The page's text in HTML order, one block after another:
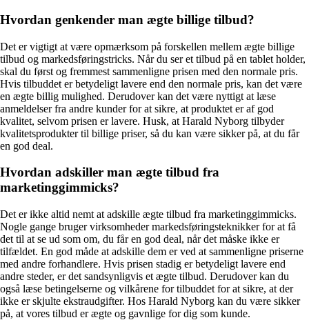
Hvordan genkender man ægte billige tilbud?
Det er vigtigt at være opmærksom på forskellen mellem ægte billige
tilbud og markedsføringstricks. Når du ser et tilbud på en tablet holder,
skal du først og fremmest sammenligne prisen med den normale pris.
Hvis tilbuddet er betydeligt lavere end den normale pris, kan det være
en ægte billig mulighed. Derudover kan det være nyttigt at læse
anmeldelser fra andre kunder for at sikre, at produktet er af god
kvalitet, selvom prisen er lavere. Husk, at Harald Nyborg tilbyder
kvalitetsprodukter til billige priser, så du kan være sikker på, at du får
en god deal.
Hvordan adskiller man ægte tilbud fra
marketinggimmicks?
Det er ikke altid nemt at adskille ægte tilbud fra marketinggimmicks.
Nogle gange bruger virksomheder markedsføringsteknikker for at få
det til at se ud som om, du får en god deal, når det måske ikke er
tilfældet. En god måde at adskille dem er ved at sammenligne priserne
med andre forhandlere. Hvis prisen stadig er betydeligt lavere end
andre steder, er det sandsynligvis et ægte tilbud. Derudover kan du
også læse betingelserne og vilkårene for tilbuddet for at sikre, at der
ikke er skjulte ekstraudgifter. Hos Harald Nyborg kan du være sikker
på, at vores tilbud er ægte og gavnlige for dig som kunde.